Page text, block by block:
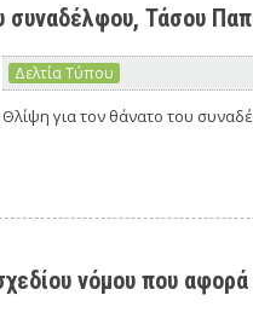
συναδέλφου, Τάσου
Δελτία Τύπου
Θλίψη για τον θάνατο του
νόμου που